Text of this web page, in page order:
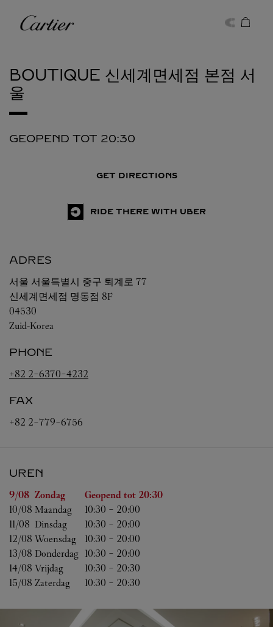
Cartier
BOUTIQUE 신세계면세점 본점 서
울
GEOPEND TOT 20:30
GET DIRECTIONS
RIDE THERE WITH UBER
ADRES
서울 서울특별시 중구 퇴계로 77
신세계면세점 명동점 8F
04530
Zuid-Korea
PHONE
+82 2-6370-4232
FAX
+82 2-779-6756
UREN
WeekdagUren
9/08 Zondag Geopend tot 20:30
10/08 Maandag 10:30 - 20:00
11/08 Dinsdag 10:30 - 20:00
12/08 Woensdag 10:30 - 20:00
13/08 Donderdag 10:30 - 20:00
14/08 Vrijdag 10:30 - 20:30
15/08 Zaterdag 10:30 - 20:30